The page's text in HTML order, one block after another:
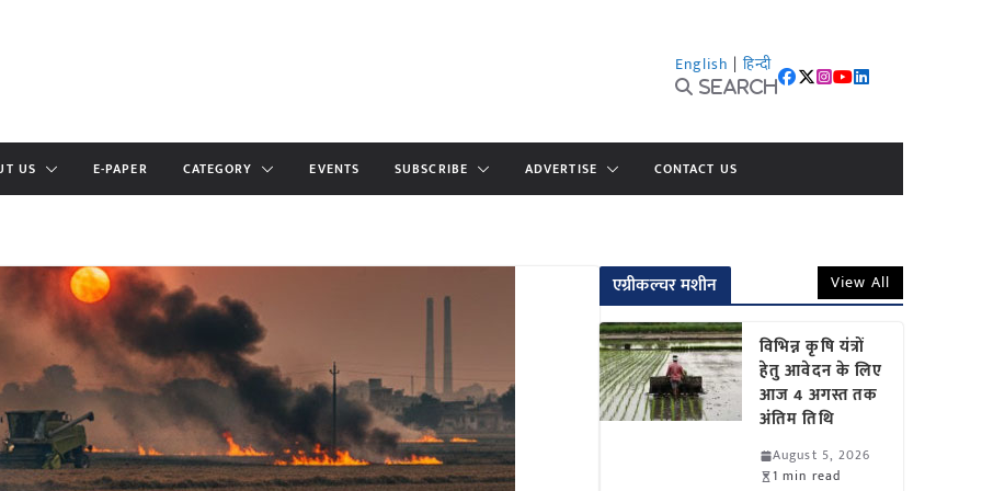
English | हिन्दी
Search
US E-PAPER CATEGORY EVENTS SUBSCRIBE ADVERTISE CONTACT US
एग्रीकल्चर मशीन View All
विभिन्न कृषि यंत्रों
हेतु आवेदन के लिए
आज 4 अगस्त तक
अंतिम तिथि
August 5, 2026
1 min read